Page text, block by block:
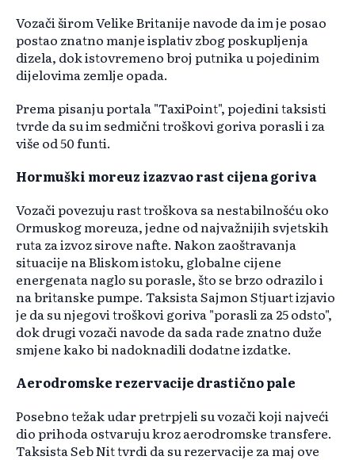
Vozači širom Velike Britanije navode da im je posao
postao znatno manje isplativ zbog poskupljenja
dizela, dok istovremeno broj putnika u pojedinim
dijelovima zemlje opada.
Prema pisanju portala "TaxiPoint", pojedini taksisti
tvrde da su im sedmični troškovi goriva porasli i za
više od 50 funti.
Hormuški moreuz izazvao rast cijena goriva
Vozači povezuju rast troškova sa nestabilnošću oko
Ormuskog moreuza, jedne od najvažnijih svjetskih
ruta za izvoz sirove nafte. Nakon zaoštravanja
situacije na Bliskom istoku, globalne cijene
energenata naglo su porasle, što se brzo odrazilo i
na britanske pumpe. Taksista Sajmon Stjuart izjavio
je da su njegovi troškovi goriva "porasli za 25 odsto",
dok drugi vozači navode da sada rade znatno duže
smjene kako bi nadoknadili dodatne izdatke.
Aerodromske rezervacije drastično pale
Posebno težak udar pretrpjeli su vozači koji najveći
dio prihoda ostvaruju kroz aerodromske transfere.
Taksista Seb Nit tvrdi da su rezervacije za maj ove